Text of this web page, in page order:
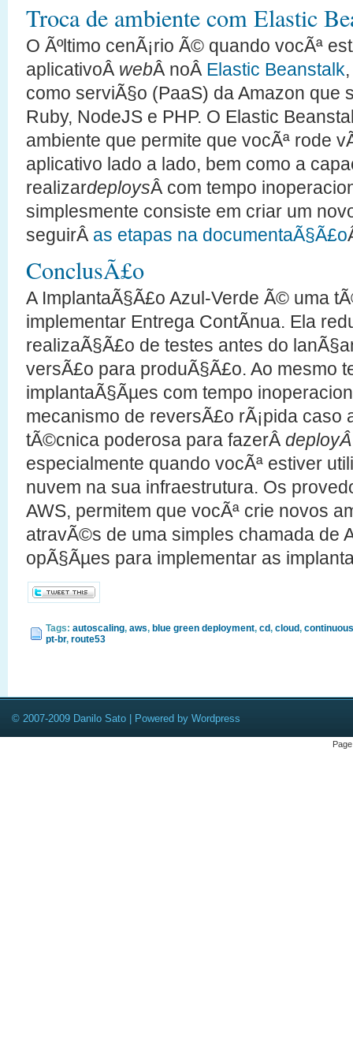
Troca de ambiente com Elastic
O Ãºltimo cenÃ¡rio Ã© quando vocÃª
aplicativoÂ webÂ noÂ Elastic Beanstalk
como serviÃ§o (PaaS) da Amazon que
Ruby, NodeJS e PHP. O Elastic
ambiente que permite que vocÃª rode
aplicativo lado a lado, bem como a
realizardeploysÂ com tempo
simplesmente consiste em criar um
seguirÂ as etapas na documentaÃ§Ã£o
ConclusÃ£o
A ImplantaÃ§Ã£o Azul-Verde Ã© uma
implementar Entrega ContÃ­nua. Ela
realizaÃ§Ã£o de testes antes do
versÃ£o para produÃ§Ã£o. Ao mesmo
implantaÃ§Ãµes com tempo
mecanismo de reversÃ£o rÃ¡pida
tÃ©cnica poderosa para fazerÂ
especialmente quando vocÃª estiver
nuvem na sua infraestrutura. Os
AWS, permitem que vocÃª crie novos
atravÃ©s de uma simples chamada de
opÃ§Ãµes para implementar as
Tags: autoscaling, aws, blue green deployment, cd, cloud,
pt-br, route53
© 2007-2009 Danilo Sato | Powered by Wordpress